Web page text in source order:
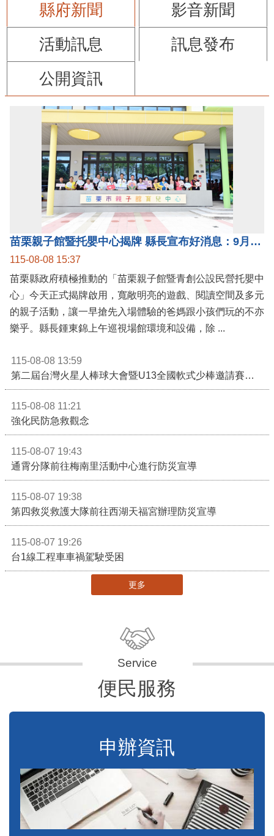
縣府新聞
影音新聞
活動訊息
訊息發布
公開資訊
苗栗親子館暨托嬰中心揭牌 縣長宣布好消息：9月1日起調降臨時托嬰費用
115-08-08 15:37
苗栗縣政府積極推動的「苗栗親子館暨青創公設民營托嬰中
心」今天正式揭牌啟用，寬敞明亮的遊戲、閱讀空間及多元
的親子活動，讓一早搶先入場體驗的爸媽跟小孩們玩的不亦
樂乎。縣長鍾東錦上午巡視場館環境和設備，除 ...
115-08-08 13:59
第二屆台灣火星人棒球大會暨U13全國軟式少棒邀請賽在苗栗舉辦
115-08-08 11:21
強化民防急救觀念
115-08-07 19:43
通霄分隊前往梅南里活動中心進行防災宣導
115-08-07 19:38
第四救災救護大隊前往西湖天福宮辦理防災宣導
115-08-07 19:26
台1線工程車車禍駕駛受困
更多
便民服務
申辦資訊